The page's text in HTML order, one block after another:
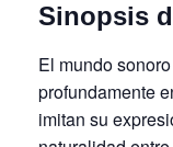
Sinopsis
El mundo
profundamente
imitan su